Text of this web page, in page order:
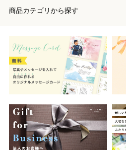
商品カテゴリから探す